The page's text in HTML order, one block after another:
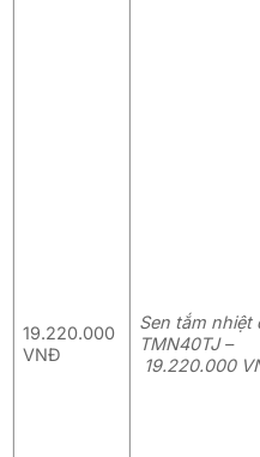
19.220.000
VNĐ
Sen tắm nhiệt
TMN40TJ –
19.220.000